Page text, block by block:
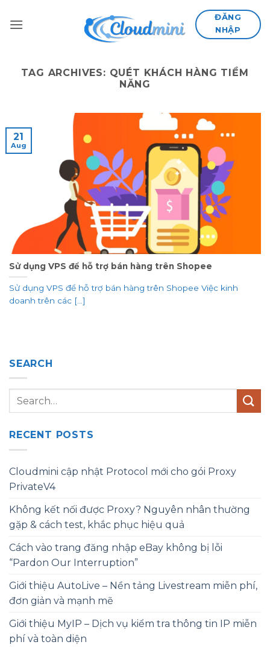
ĐĂNG
NHẬP
TAG ARCHIVES: QUÉT KHÁCH HÀNG TIỀM
NĂNG
Sử dụng VPS để hỗ trợ bán hàng trên Shopee
Sử dụng VPS để hỗ trợ bán hàng trên Shopee Việc kinh
doanh trên các [...]
21
Aug
SEARCH
RECENT POSTS
Cloudmini cập nhật Protocol mới cho gói Proxy
PrivateV4
Không kết nối được Proxy? Nguyên nhân thường
gặp & cách test, khắc phục hiệu quả
Cách vào trang đăng nhập eBay không bị lỗi
“Pardon Our Interruption”
Giới thiệu AutoLive – Nền tảng Livestream miễn phí,
đơn giản và mạnh mẽ
Giới thiệu MyIP – Dịch vụ kiểm tra thông tin IP miễn
phí và toàn diện